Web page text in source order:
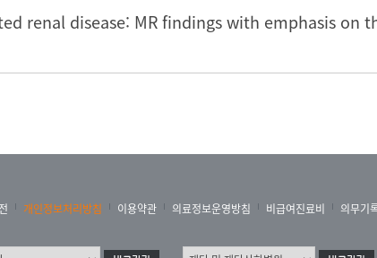
개인정보처리방침 이용약관 의료정보운영방침 비급여진료비 의무기